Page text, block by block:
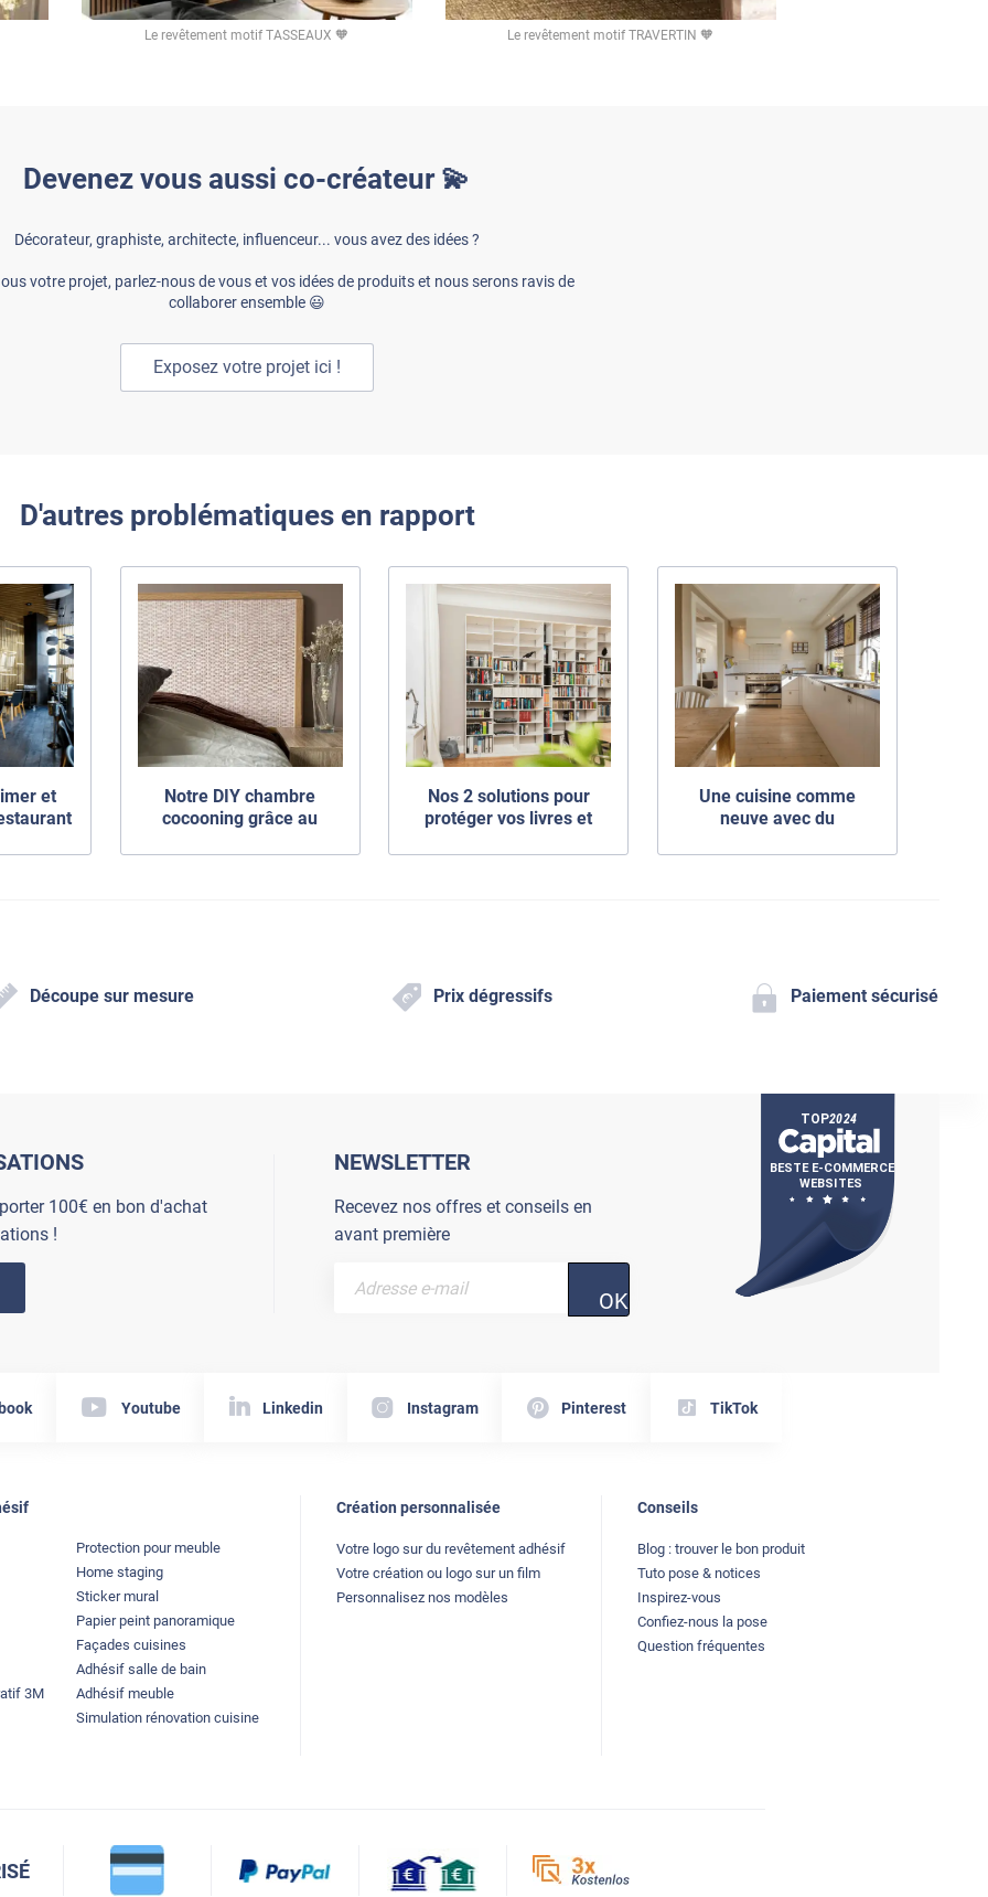
Le revêtement motif TASSEAUX 🧡 Le revêtement motif TRAVERTIN 🧡
Devenez vous aussi co-créateur 💫
Décorateur, graphiste, architecte, influenceur... vous avez des idées ?
votre projet, parlez-nous de vous et vos idées de produits et nous serons ravis de
collaborer ensemble 😃
Exposez votre projet ici !
D'autres problématiques en rapport
et
Notre DIY chambre
cocooning grâce au
Nos 2 solutions pour
protéger vos livres et
Une cuisine comme
neuve avec du
Découpe sur mesure Prix dégressifs Paiement sécurisé
100€ en bon d'achat
!
NEWSLETTER
Recevez nos offres et conseils en
avant première
OK
Youtube Linkedin Instagram Pinterest TikTok
3M
Protection pour meuble
Home staging
Sticker mural
Papier peint panoramique
Façades cuisines
Adhésif salle de bain
Adhésif meuble
Simulation rénovation cuisine
Création personnalisée
Votre logo sur du revêtement adhésif
Votre création ou logo sur un film
Personnalisez nos modèles
Conseils
Blog : trouver le bon produit
Tuto pose & notices
Inspirez-vous
Confiez-nous la pose
Question fréquentes